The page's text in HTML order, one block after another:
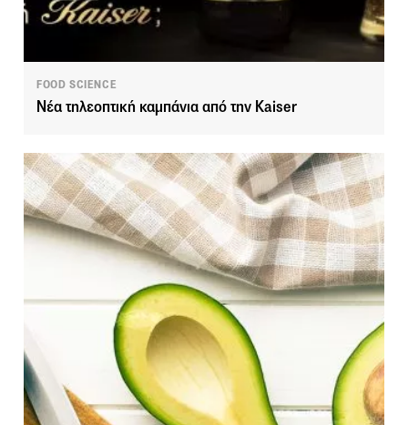
FOOD SCIENCE
Νέα τηλεοπτική καμπάνια από την Kaiser